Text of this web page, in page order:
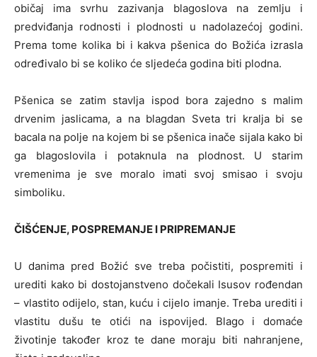
običaj ima svrhu zazivanja blagoslova na zemlju i
predviđanja rodnosti i plodnosti u nadolazećoj godini.
Prema tome kolika bi i kakva pšenica do Božića izrasla
određivalo bi se koliko će sljedeća godina biti plodna.
Pšenica se zatim stavlja ispod bora zajedno s malim
drvenim jaslicama, a na blagdan Sveta tri kralja bi se
bacala na polje na kojem bi se pšenica inače sijala kako bi
ga blagoslovila i potaknula na plodnost. U starim
vremenima je sve moralo imati svoj smisao i svoju
simboliku.
ČIŠĆENJE, POSPREMANJE I PRIPREMANJE
U danima pred Božić sve treba počistiti, pospremiti i
urediti kako bi dostojanstveno dočekali Isusov rođendan
– vlastito odijelo, stan, kuću i cijelo imanje. Treba urediti i
vlastitu dušu te otići na ispovijed. Blago i domaće
životinje također kroz te dane moraju biti nahranjene,